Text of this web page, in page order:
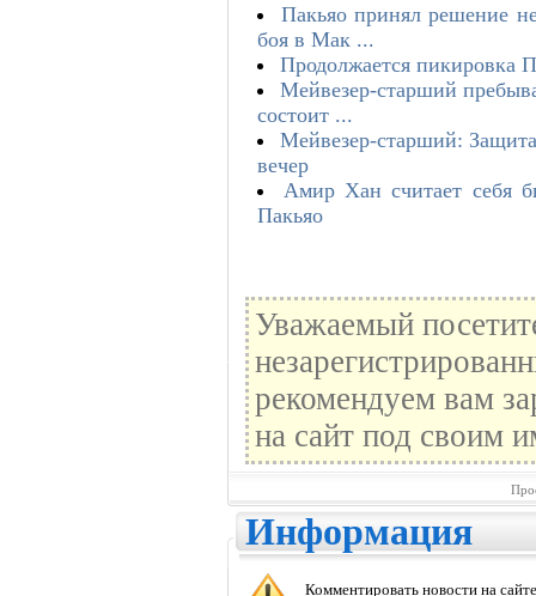
Пакьяо принял решение
боя в Мак ...
Продолжается пикировка
Мейвезер-старший
состоит ...
Мейвезер-старший:
вечер
Амир Хан считает себя
Пакьяо
Уважаемый
рекомендуем вам
на сайт под своим
Информация
Комментировать новости на